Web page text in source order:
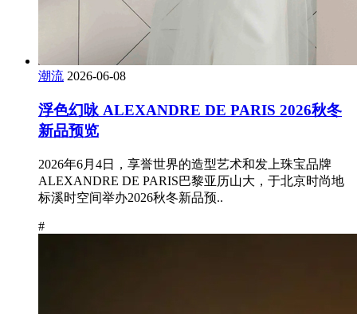
潮流 2026-06-08
浮色幻咏 ALEXANDRE DE PARIS 2026秋冬
新品预览
2026年6月4日，享誉世界的造型艺术和发上珠宝品牌
ALEXANDRE DE PARIS巴黎亚历山大，于北京时尚地
标溪时空间举办2026秋冬新品预..
#